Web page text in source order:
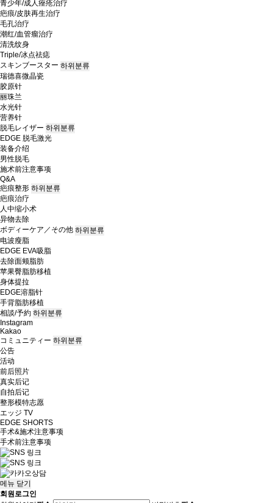
青少年/成人痤疮治疗
疤痕/皮肤再生治疗
毛孔治疗
潮红/血管瘤治疗
清洗纹身
Triple/冰点祛痣
スキンブースター 하위분류
瑞德喜微晶瓷
胶原针
丽珠兰
水光针
营养针
脱毛レイザー 하위분류
EDGE 脱毛激光
装备介绍
男性脱毛
施术前注意事项
Q&A
疤痕整形 하위분류
疤痕治疗
人中缩小术
异物去除
ボディーケア／その他 하위분류
电波瘦脂
EDGE EVA吸脂
去除面颊脂肪
苹果臀脂肪移植
身体提拉
EDGE溶脂针
手背脂肪移植
相談/予約 하위분류
Instagram
Kakao
コミュニティー 하위분류
公告
活动
前后照片
真实后记
自拍后记
整形模特志愿
エッジ TV
EDGE SHORTS
手术&施术注意事项
手术前注意事项
메뉴 닫기
회원로그인